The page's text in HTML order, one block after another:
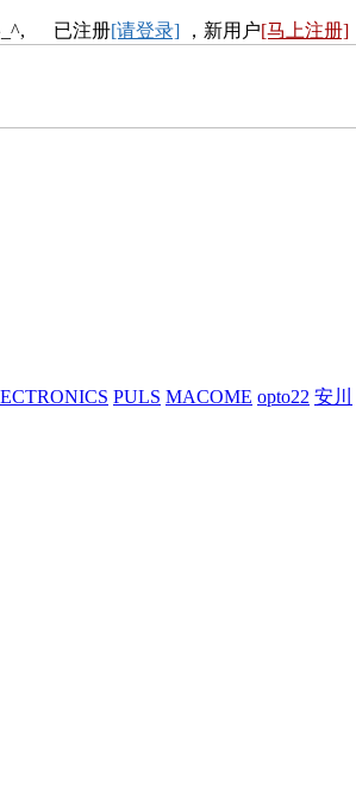
已注册[请登录] ，新用户[马上注册]
PULS MACOME opto22 安川